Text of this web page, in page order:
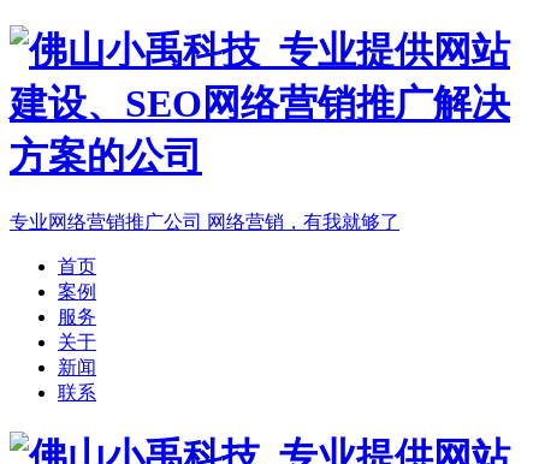
专业网络营销推广公司 网络营销，有我就够了
首页
案例
服务
关于
新闻
联系